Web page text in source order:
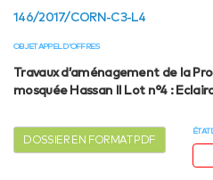
146/2017/CORN-C3-L4
OBJET APPEL D'OFFRES
Travaux d’aménagement de la
mosquée Hassan II Lot n°4 :
DOSSIER EN FORMAT PDF
ÉTAT